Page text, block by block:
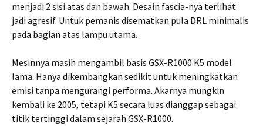
menjadi 2 sisi atas dan bawah. Desain fascia-nya terlihat
jadi agresif. Untuk pemanis disematkan pula DRL minimalis
pada bagian atas lampu utama.
Mesinnya masih mengambil basis GSX-R1000 K5 model
lama. Hanya dikembangkan sedikit untuk meningkatkan
emisi tanpa mengurangi performa. Akarnya mungkin
kembali ke 2005, tetapi K5 secara luas dianggap sebagai
titik tertinggi dalam sejarah GSX-R1000.